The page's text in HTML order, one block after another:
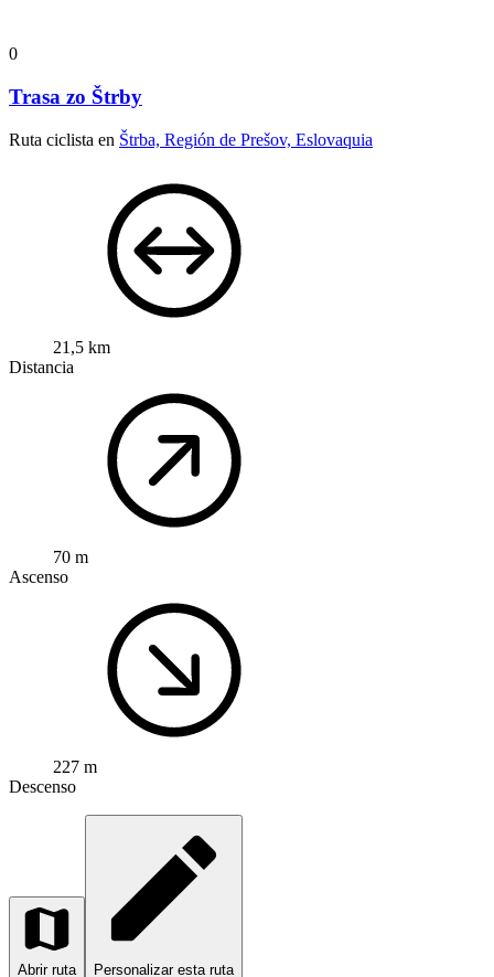
0
Trasa zo Štrby
Ruta ciclista en Štrba, Región de Prešov, Eslovaquia
21,5 km
Distancia
70 m
Ascenso
227 m
Descenso
Abrir ruta Personalizar esta ruta